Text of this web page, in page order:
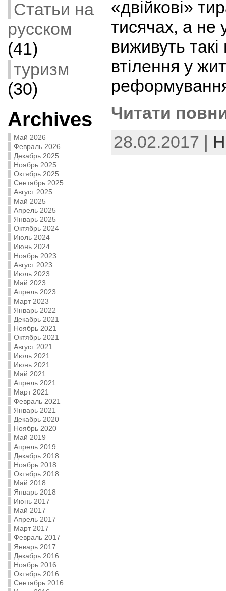
Статьи на
русском
(41)
туризм
(30)
Archives
Май 2026
Февраль 2026
Декабрь 2025
Ноябрь 2025
Октябрь 2025
Сентябрь 2025
Август 2025
Май 2025
Апрель 2025
Январь 2025
Октябрь 2024
Июль 2024
Июнь 2024
Ноябрь 2023
Август 2023
Июль 2023
Май 2023
Апрель 2023
Март 2023
Январь 2022
Декабрь 2021
Ноябрь 2021
Октябрь 2021
Август 2021
Июль 2021
Июнь 2021
Май 2021
Апрель 2021
Март 2021
Февраль 2021
Январь 2021
Декабрь 2020
Ноябрь 2020
Май 2019
Апрель 2019
Декабрь 2018
Ноябрь 2018
Октябрь 2018
Май 2018
Январь 2018
Июнь 2017
Май 2017
Апрель 2017
Март 2017
Февраль 2017
Январь 2017
Декабрь 2016
Ноябрь 2016
Октябрь 2016
Сентябрь 2016
«двійкові»
тисячах, а не
виживуть
втілення у
Читати
28.02.2017 |